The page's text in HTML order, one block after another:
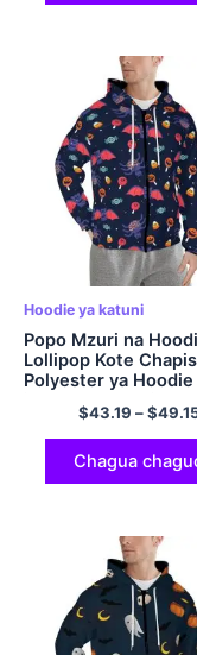
Hoodie ya katuni
Popo Mzuri na
Lollipop Kote
Polyester ya
juu ya Sweatshirt
Kofia ya Halloween
$43.19 –$
Chagua